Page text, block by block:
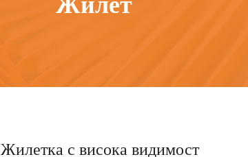
Жилетка с висока видимост